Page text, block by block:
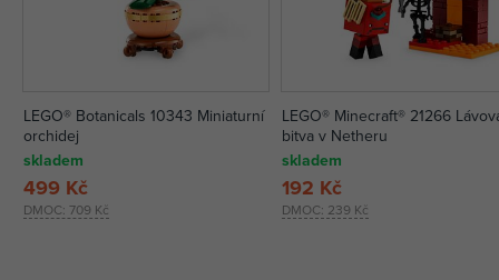
LEGO® Botanicals 10343 Miniaturní
orchidej
skladem
DMOC: 709 Kč
499 Kč
LEGO® Minecraft® 21266
bitva v Netheru
skladem
DMOC: 239 Kč
192 Kč